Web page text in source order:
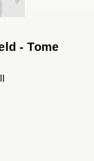
- Tome